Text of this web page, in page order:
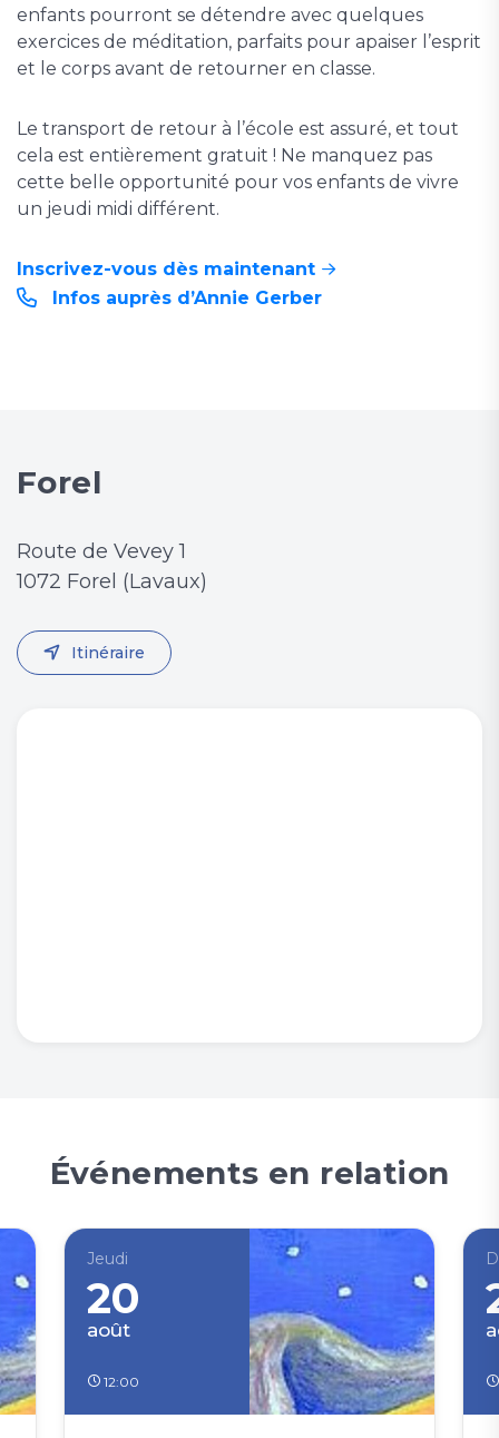
enfants pourront se détendre avec quelques
exercices de méditation, parfaits pour apaiser l’esprit
et le corps avant de retourner en classe.
Le transport de retour à l’école est assuré, et tout
cela est entièrement gratuit ! Ne manquez pas
cette belle opportunité pour vos enfants de vivre
un jeudi midi différent.
Inscrivez-vous dès maintenant
Infos auprès d’Annie Gerber
Forel
Route de Vevey 1
1072 Forel (Lavaux)
Itinéraire
Événements en relation
Jeudi
20
août
12:00